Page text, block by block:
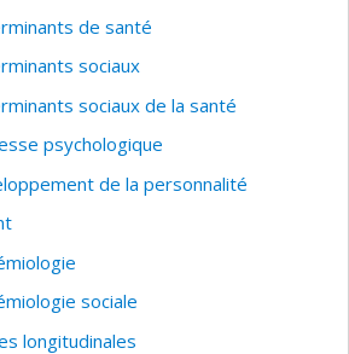
de santé
sociaux
sociaux de la santé
psychologique
de la personnalité
sociale
longitudinales